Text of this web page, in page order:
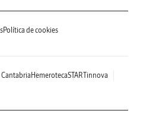
Política de cookies
HemerotecaSTARTinnova